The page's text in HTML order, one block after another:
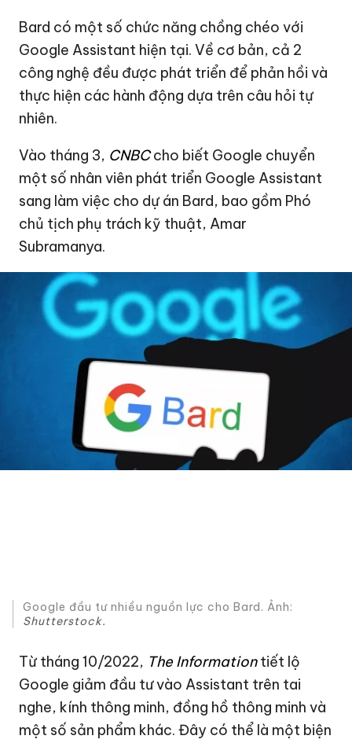
Bard có một số chức năng chồng chéo với
Google Assistant hiện tại. Về cơ bản, cả 2
công nghệ đều được phát triển để phản hồi và
thực hiện các hành động dựa trên câu hỏi tự
nhiên.
Vào tháng 3, CNBCcho biết Google chuyển
một số nhân viên phát triển Google Assistant
sang làm việc cho dự án Bard, bao gồm Phó
chủ tịch phụ trách kỹ thuật, Amar
Subramanya.
Google đầu tư nhiều nguồn lực cho Bard. Ảnh:
Shutterstock.
Từ tháng 10/2022, The Informationtiết lộ
Google giảm đầu tư vào Assistant trên tai
nghe, kính thông minh, đồng hồ thông minh và
một số sản phẩm khác. Đây có thể là một biện